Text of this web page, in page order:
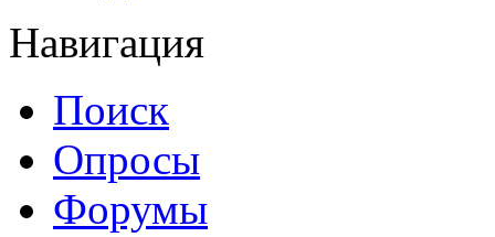
Навигация
Поиск
Опросы
Форумы